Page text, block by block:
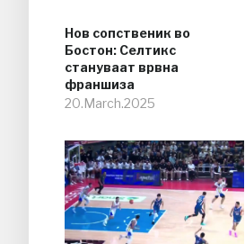
Нов сопственик во
Бостон: Селтикс
стануваат врвна
франшиза
20.March.2025